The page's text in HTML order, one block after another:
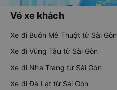
Vé xe khách
Xe đi Buôn Mê Thuột từ Sài Gòn
Xe đi Vũng Tàu từ Sài Gòn
Xe đi Nha Trang từ Sài Gòn
Xe đi Đà Lạt từ Sài Gòn